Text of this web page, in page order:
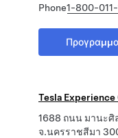
Phone1-800-
Tesla
1688 ถนน มานะศิ
จ.นครราชสีมา